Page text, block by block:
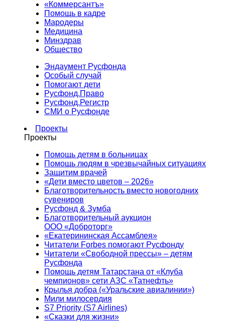
«Коммерсантъ»
Помощь в кадре
Мародеры
Медицина
Минздрав
Общество
Эндаумент Русфонда
Особый случай
Помогают дети
Русфонд.Право
Русфонд.Регистр
СМИ о Русфонде
Проекты
Проекты
Помощь детям в больницах
Помощь людям в чрезвычайных ситуациях
Защитим врачей
«Дети вместо цветов – 2026»
Благотворительность вместо новогодних
сувениров
Русфонд & Зумба
Благотворительный аукцион
ООО «Доброторг»
«Екатерининская Ассамблея»
Читатели Forbes помогают Русфонду
Читатели «Свободной прессы» – детям
Русфонда
Помощь детям Татарстана от «Клуба
чемпионов» сети АЗС «Татнефть»
Крылья добра («Уральские авиалинии»)
Мили милосердия
S7 Priority (S7 Airlines)
«Сказки для жизни»